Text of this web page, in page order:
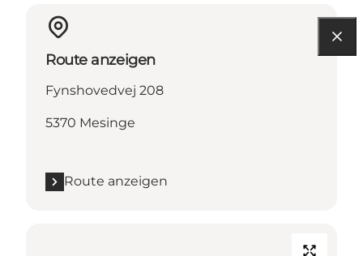
Route anzeigen
Fynshovedvej 208
5370 Mesinge
Route anzeigen